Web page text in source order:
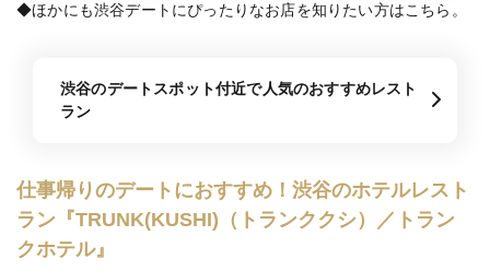
◆ほかにも渋谷デートにぴったりなお店を知りたい方はこちら。
渋谷のデートスポット付近で人気のおすすめレスト
ラン
仕事帰りのデートにおすすめ！渋谷のホテルレスト
ラン『TRUNK(KUSHI)（トランククシ）／トラン
クホテル』